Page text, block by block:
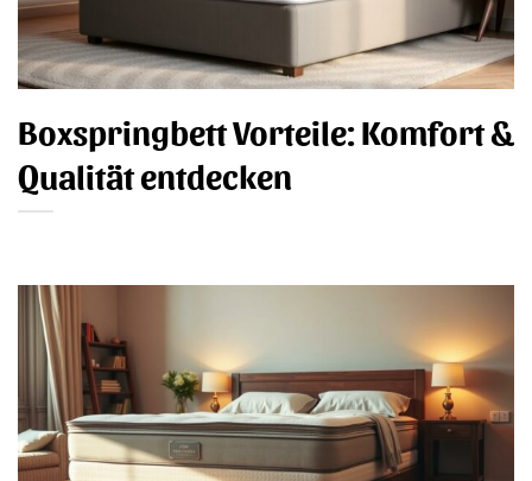
Boxspringbett Vorteile: Komfort &
Qualität entdecken